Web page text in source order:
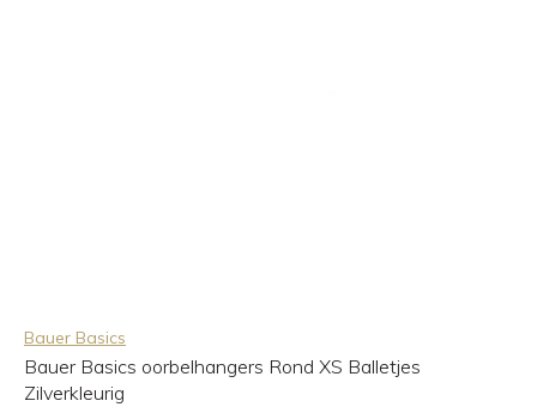
Bauer Basics
Bauer Basics oorbelhangers Rond XS Balletjes
Zilverkleurig